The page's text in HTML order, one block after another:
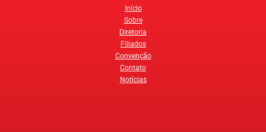
Início
Sobre
Diretoria
Filiados
Convenção
Contato
Notícias